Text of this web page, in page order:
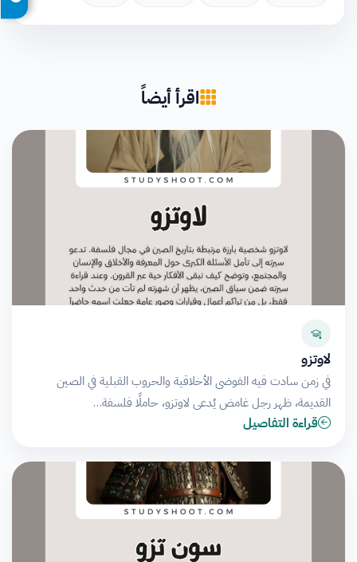
اقرأ أيضاً
لاوتزو
في زمن سادت فيه الفوضى الأخلاقية والحروب القبلية في الصين
القديمة، ظهر رجل غامض يُدعى لاوتزو، حاملًا فلسفة…
قراءة التفاصيل